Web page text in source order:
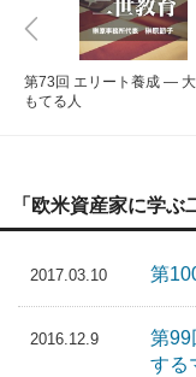
第73回 エリート養成 ―
もてる人
「欧米資産家に学
2017.03.10 第
2016.12.9
第
する